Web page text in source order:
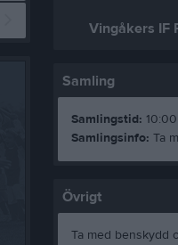
Vingåkers IF
Samling
Samlingstid: 10:00
Samlingsinfo: Ta
Övrigt
Ta med benskydd